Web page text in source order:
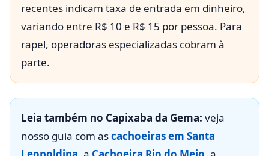
recentes indicam taxa de entrada em dinheiro,
variando entre R$ 10 e R$ 15 por pessoa. Para
rapel, operadoras especializadas cobram à
parte.
Leia também no Capixaba da Gema: veja
nosso guia com ascachoeiras em Santa